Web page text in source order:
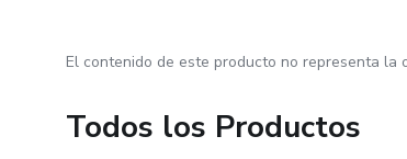
El contenido de este producto no representa la
Todos los Productos